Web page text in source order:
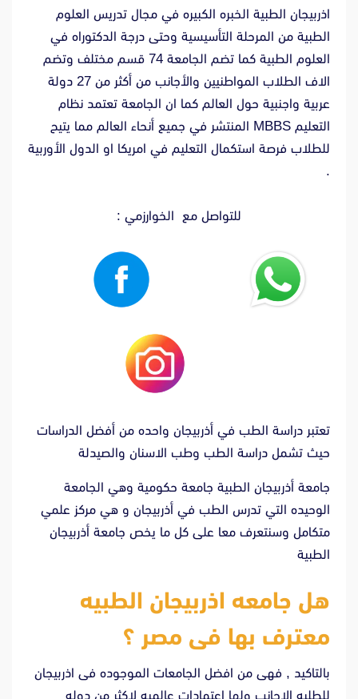
اذربيجان الطبية الخبره الكبيره في مجال تدريس العلوم
الطبية من المرحلة التأسيسية وحتى درجة الدكتوراه في
العلوم الطبية كما تضم الجامعة 74 قسم مختلف وتضم
الاف الطلاب المواطنيين والأجانب من أكثر من 27 دولة
عربية واجنبية حول العالم كما ان الجامعة تعتمد نظام
التعليم MBBS المنتشر في جميع أنحاء العالم مما يتيح
للطلاب فرصة استكمال التعليم في امريكا او الدول الأوربية
.
للتواصل مع الخوارزمي :
تعتبر دراسة الطب في أذربيجان واحده من أفضل الدراسات
حيث تشمل دراسة الطب وطب الاسنان والصيدلة
جامعة أذربيجان الطبية جامعة حكومية وهي الجامعة
الوحيده التي تدرس الطب في أذربيجان و هي مركز علمي
متكامل وسنتعرف معا على كل ما يخص جامعة أذربيجان
الطبية
هل جامعه اذربيجان الطبيه
معترف بها فى مصر ؟
بالتاكيد , فهى من افضل الجامعات الموجوده فى اذربيجان
للطلبه الاجانب ولها اعتمادات عالميه لاكثر من دوله